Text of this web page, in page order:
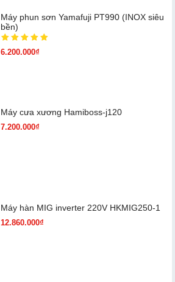
Máy phun sơn Yamafuji PT990 (INOX siêu
bền)
6.200.000₫
Máy cưa xương Hamiboss-j120
7.200.000₫
Máy hàn MIG inverter 220V HKMIG250-1
12.860.000₫